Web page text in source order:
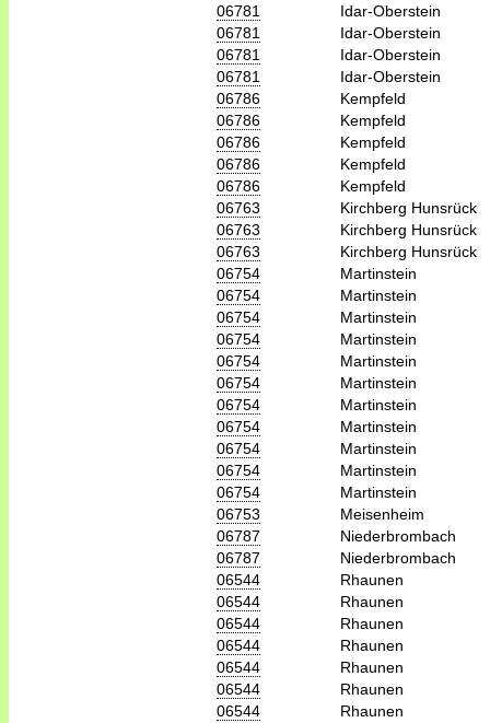
06781
Idar-Oberstein
06781
Idar-Oberstein
06781
Idar-Oberstein
06781
Idar-Oberstein
06786
Kempfeld
06786
Kempfeld
06786
Kempfeld
06786
Kempfeld
06786
Kempfeld
06763
Kirchberg Hunsrück
06763
Kirchberg Hunsrück
06763
Kirchberg Hunsrück
06754
Martinstein
06754
Martinstein
06754
Martinstein
06754
Martinstein
06754
Martinstein
06754
Martinstein
06754
Martinstein
06754
Martinstein
06754
Martinstein
06754
Martinstein
06754
Martinstein
06753
Meisenheim
06787
Niederbrombach
06787
Niederbrombach
06544
Rhaunen
06544
Rhaunen
06544
Rhaunen
06544
Rhaunen
06544
Rhaunen
06544
Rhaunen
06544
Rhaunen